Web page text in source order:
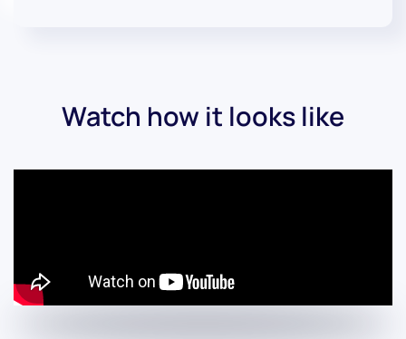
Watch how it looks like